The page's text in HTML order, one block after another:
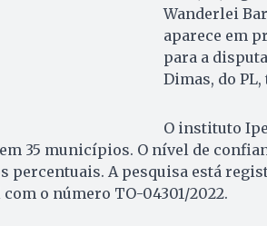
Wanderlei
aparece em
para a
Dimas, do PL,
O instituto
35 municípios. O nível de
percentuais. A pesquisa está
o número TO-04301/2022.